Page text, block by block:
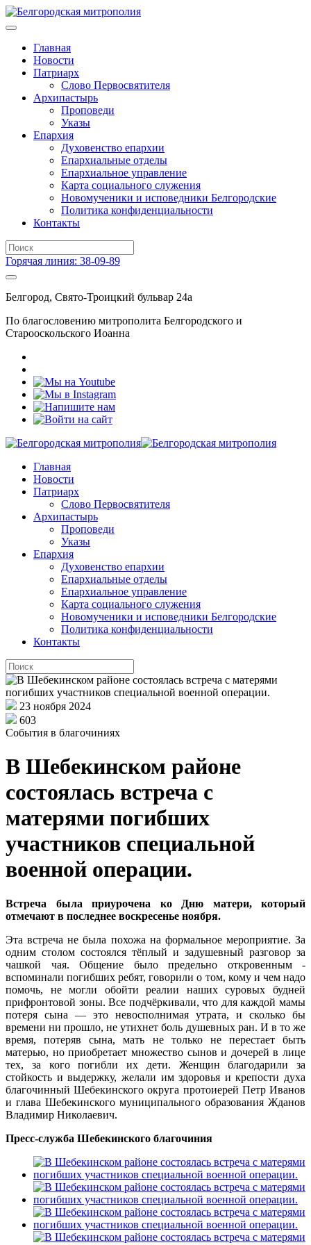
Главная
Новости
Патриарх
Слово Первосвятителя
Архипастырь
Проповеди
Указы
Епархия
Духовенство епархии
Епархиальные отделы
Епархиальное управление
Карта социального служения
Новомученики и исповедники Белгородские
Политика конфиденциальности
Контакты
Горячая линия: 38-09-89
Белгород, Свято-Троицкий бульвар 24а
По благословению митрополита Белгородского и
Старооскольского Иоанна
Главная
Новости
Патриарх
Слово Первосвятителя
Архипастырь
Проповеди
Указы
Епархия
Духовенство епархии
Епархиальные отделы
Епархиальное управление
Карта социального служения
Новомученики и исповедники Белгородские
Политика конфиденциальности
Контакты
23 ноября 2024
603
События в благочиниях
В Шебекинском районе
состоялась встреча с
матерями погибших
участников специальной
военной операции.
Встреча была приурочена ко Дню матери, который
отмечают в последнее воскресенье ноября.
Эта встреча не была похожа на формальное мероприятие. За
одним столом состоялся тёплый и задушевный разговор за
чашкой чая. Общение было предельно откровенным -
вспоминали погибших ребят, говорили о том, кому и чем надо
помочь, не могли обойти реалии наших суровых будней
прифронтовой зоны. Все подчёркивали, что для каждой мамы
потеря сына — это невосполнимая утрата, и сколько бы
времени ни прошло, не утихнет боль душевных ран. И в то же
время, потеряв сына, мать не только не перестает быть
матерью, но приобретает множество сынов и дочерей в лице
тех, за кого погибли их дети. Женщин благодарили за
стойкость и выдержку, желали им здоровья и крепости духа
благочинный Шебекинского округа протоиерей Петр Иванов
и глава Шебекинского муниципального образования Жданов
Владимир Николаевич.
Пресс-служба Шебекинского благочиния